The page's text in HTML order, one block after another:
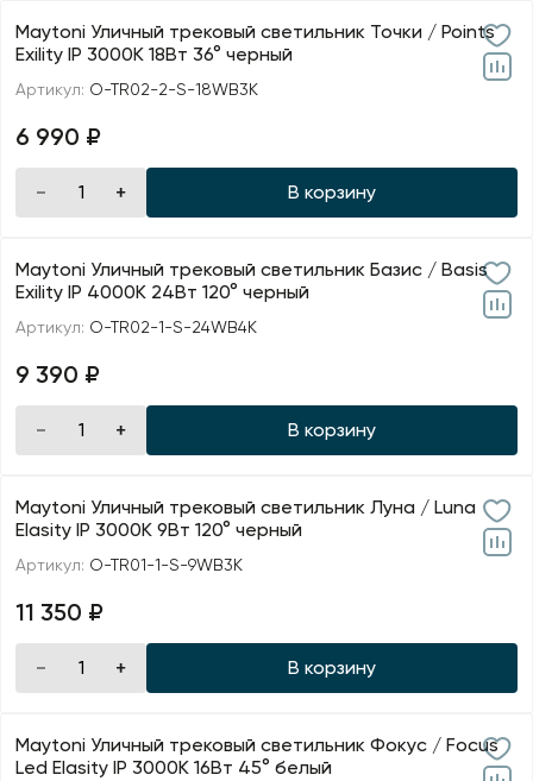
Maytoni Уличный трековый светильник Точки / Points
Exility IP 3000К 18Вт 36° черный
Артикул: O-TR02-2-S-18WB3K
6 990 ₽
В корзину
Maytoni Уличный трековый светильник Базис / Basis
Exility IP 4000К 24Вт 120° черный
Артикул: O-TR02-1-S-24WB4K
9 390 ₽
В корзину
Maytoni Уличный трековый светильник Луна / Luna
Elasity IP 3000К 9Вт 120° черный
Артикул: O-TR01-1-S-9WB3K
11 350 ₽
В корзину
Maytoni Уличный трековый светильник Фокус / Focus
Led Elasity IP 3000K 16Вт 45° белый